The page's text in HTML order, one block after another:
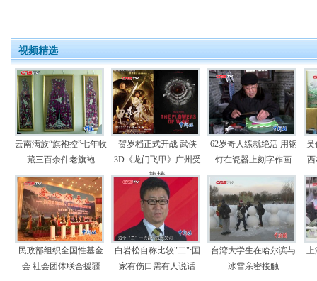
视频精选
云南满族“旗袍控”七年收
藏三百余件老旗袍
贺岁档正式开战 武侠
3D《龙门飞甲》广州受
热捧
62岁奇人练就绝活 用钢
钉在瓷器上刻字作画
吴
西
民政部组织全国性基金
会 社会团体联合援疆
白岩松自称比较"二":国
家有伤口需有人说话
台湾大学生在哈尔滨与
冰雪亲密接触
上